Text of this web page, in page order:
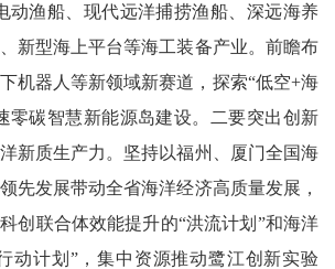
动渔船、现代远洋捕捞渔船、深远海养
新型海上平台等海工装备产业。前瞻布
机器人等新领域新赛道，探索“低空+海
零碳智慧新能源岛建设。二要突出创新
新质生产力。坚持以福州、厦门全国海
先发展带动全省海洋经济高质量发展，
创联合体效能提升的“洪流计划”和海洋
动计划”，集中资源推动鹭江创新实验